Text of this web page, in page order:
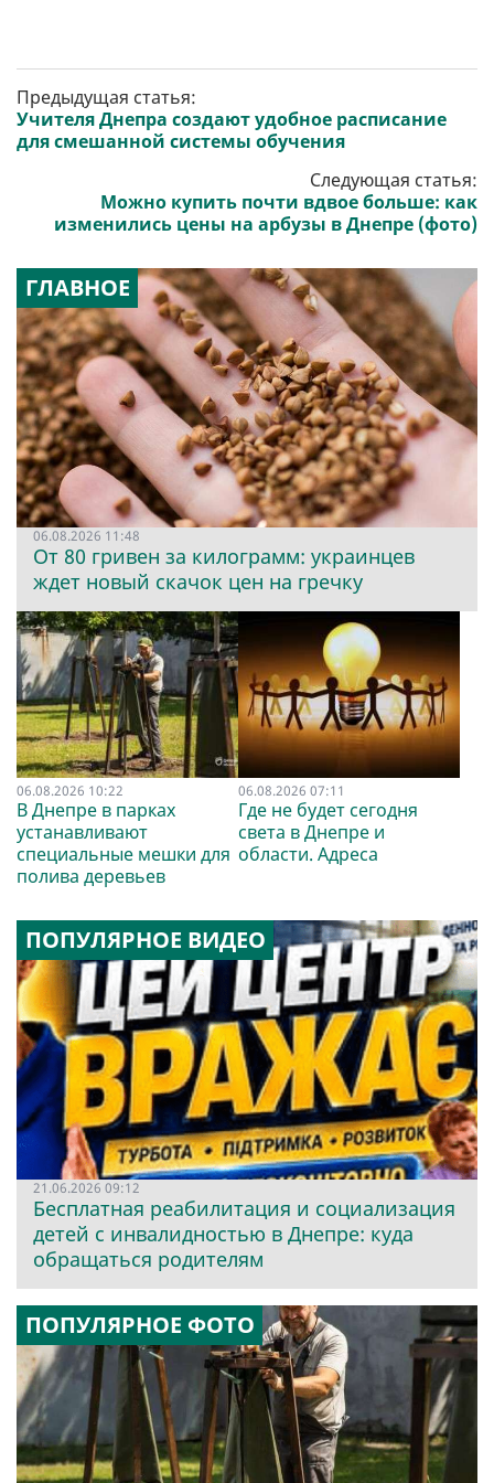
Предыдущая статья:
Учителя Днепра создают удобное расписание
для смешанной системы обучения
Следующая статья:
Можно купить почти вдвое больше: как
изменились цены на арбузы в Днепре (фото)
ГЛАВНОЕ
06.08.2026 11:48
От 80 гривен за килограмм: украинцев
ждет новый скачок цен на гречку
06.08.2026 10:22
В Днепре в парках
устанавливают
специальные мешки для
полива деревьев
06.08.2026 07:11
Где не будет сегодня
света в Днепре и
области. Адреса
ПОПУЛЯРНОЕ ВИДЕО
21.06.2026 09:12
Бесплатная реабилитация и социализация
детей с инвалидностью в Днепре: куда
обращаться родителям
ПОПУЛЯРНОЕ ФОТО